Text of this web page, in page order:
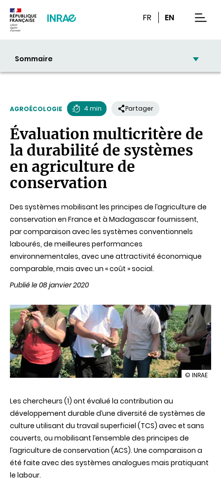
FR EN
Sommaire
AGROÉCOLOGIE
de
lecture
4 min Partager
Évaluation multicritère de
la durabilité de systèmes
en agriculture de
conservation
Des systèmes mobilisant les principes de l’agriculture de
conservation en France et à Madagascar fournissent,
par comparaison avec les systèmes conventionnels
labourés, de meilleures performances
environnementales, avec une attractivité économique
comparable, mais avec un « coût » social.
Publié le 08 janvier 2020
illustration
durabilité
de
en
agriculture
de
© INRAE
Les chercheurs (1) ont évalué la contribution au
développement durable d’une diversité de systèmes de
culture utilisant du travail superficiel (TCS) avec et sans
couverts, ou mobilisant l’ensemble des principes de
l’agriculture de conservation (ACS). Une comparaison a
été faite avec des systèmes analogues mais pratiquant
le labour.